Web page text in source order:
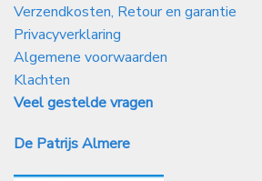
Verzendkosten, Retour en garantie
Privacyverklaring
Algemene voorwaarden
Klachten
Veel gestelde vragen
De Patrijs Almere